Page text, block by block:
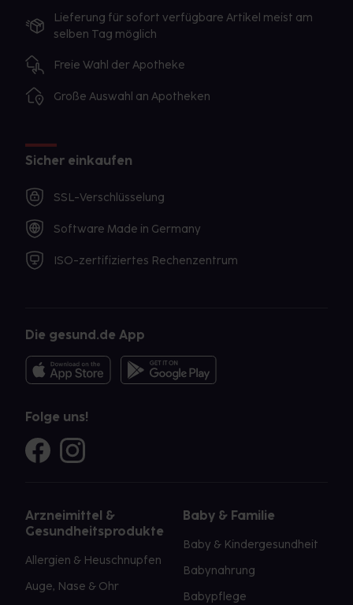
Lieferung für sofort verfügbare Artikel meist am
selben Tag möglich
Freie Wahl der Apotheke
Große Auswahl an Apotheken
Sicher einkaufen
SSL-Verschlüsselung
Software Made in Germany
ISO-zertifiziertes Rechenzentrum
Die gesund.de App
Folge uns!
Arzneimittel &
Gesundheitsprodukte
Allergien & Heuschnupfen
Auge, Nase & Ohr
Baby & Familie
Baby & Kindergesundheit
Babynahrung
Babypflege